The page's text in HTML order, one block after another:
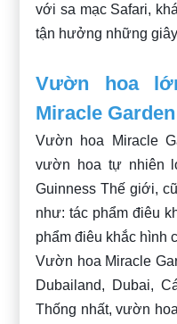
với sa mạc Safari,
tận hưởng những
Vườn hoa
Miracle Garden
Vườn hoa Miracle
vườn hoa tự nhiên
Guinness Thế giới,
như: tác phẩm điêu
phẩm điêu khắc
Vườn hoa Miracle
Dubailand, Dubai,
Thống nhất, vườn